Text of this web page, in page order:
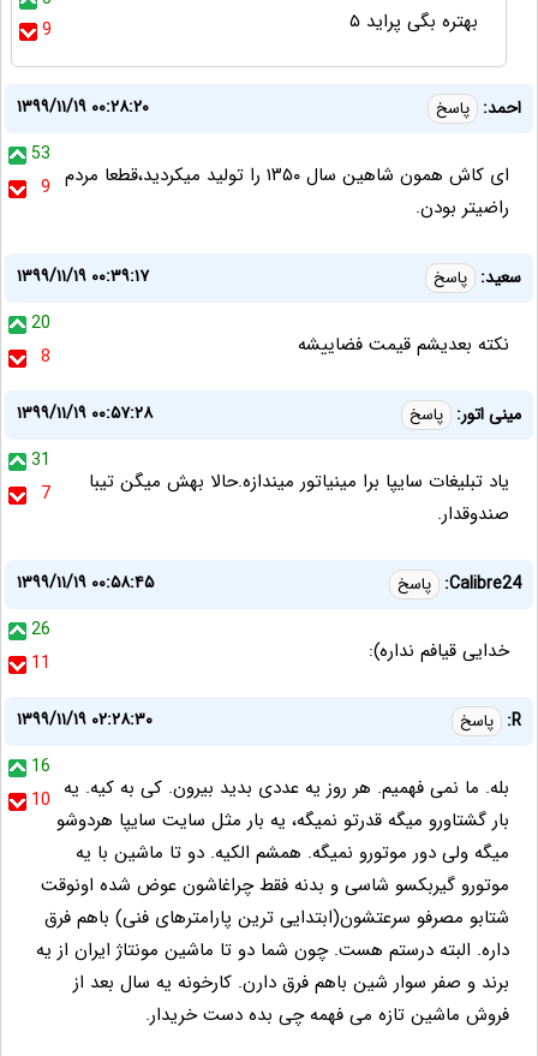
9
بهتره بگی پراید ۵
احمد: پاسخ
۱۳۹۹/۱۱/۱۹ ۰۰:۲۸:۲۰
53
9 ای کاش همون شاهین سال ۱۳۵۰ را تولید میکردید،قطعا مردم
راضیتر بودن.
سعید: پاسخ
۱۳۹۹/۱۱/۱۹ ۰۰:۳۹:۱۷
20
8
نکته بعدیشم قیمت فضاییشه
مینی اتور: پاسخ
۱۳۹۹/۱۱/۱۹ ۰۰:۵۷:۲۸
31
7
یاد تبلیغات سایپا برا مینیاتور میندازه.حالا بهش میگن تیبا
صندوقدار.
Calibre24: پاسخ
۱۳۹۹/۱۱/۱۹ ۰۰:۵۸:۴۵
26
11
خدایی قیافم نداره):
R: پاسخ
۱۳۹۹/۱۱/۱۹ ۰۲:۲۸:۳۰
16
10 بله. ما نمی فهمیم. هر روز یه عددی بدید بیرون. کی به کیه. یه
بار گشتاورو میگه قدرتو نمیگه، یه بار مثل سایت سایپا هردوشو
میگه ولی دور موتورو نمیگه. همشم الکیه. دو تا ماشین با یه
موتورو گیربکسو شاسی و بدنه فقط چراغاشون عوض شده اونوقت
شتابو مصرفو سرعتشون(ابتدایی ترین پارامترهای فنی) باهم فرق
داره. البته درستم هست. چون شما دو تا ماشین مونتاژ ایران از یه
برند و صفر سوار شین باهم فرق دارن. کارخونه یه سال بعد از
فروش ماشین تازه می فهمه چی بده دست خریدار.